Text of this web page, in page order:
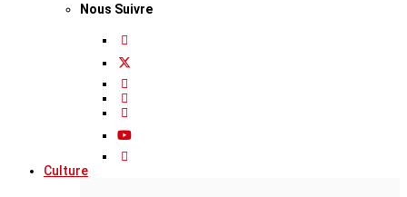
Nous Suivre
Culture